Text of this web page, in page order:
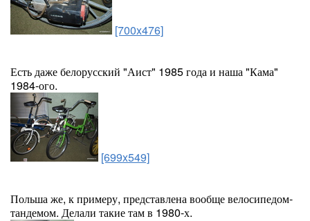
[700x476]
Есть даже белорусский "Аист" 1985 года и наша "Кама"
1984-ого.
[699x549]
Польша же, к примеру, представлена вообще велосипедом-
тандемом. Делали такие там в 1980-х.